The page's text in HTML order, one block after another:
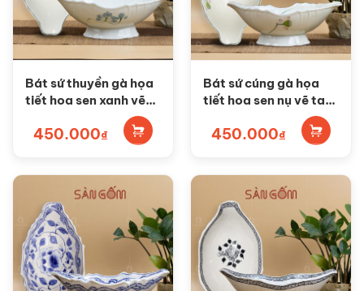
Bát sứ thuyền gà họa
tiết hoa sen xanh vẽ
450.000₫
Bát sứ cúng gà họa
tiết hoa sen nụ vẽ tay
450.000₫